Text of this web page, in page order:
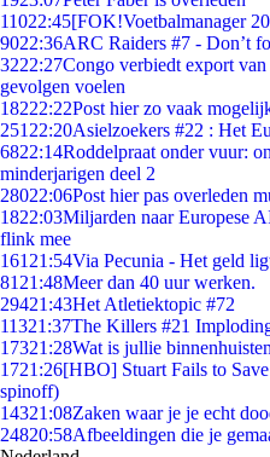
11022:45[FOK!Voetbalmanager
9022:36ARC Raiders #7 - Don’t
3222:27Congo verbiedt export
gevolgen voelen
18222:22Post hier zo vaak
251 22:20Asielzoekers #22 : Het
6822:14Roddelpraat onder vuur:
minderjarigen deel 2
28022:06Post hier pas overleden
1822:03Miljarden naar Europese
flink mee
161 21:54Via Pecunia - Het geld
81 21:48Meer dan 40 uur werken.
29421:43Het Atletiektopic #72
11321:37The Killers #21
17321:28Wat is jullie
1721:26[HBO] Stuart Fails to
spinoff)
14321:08Zaken waar je je echt
24820:58Afbeeldingen die je